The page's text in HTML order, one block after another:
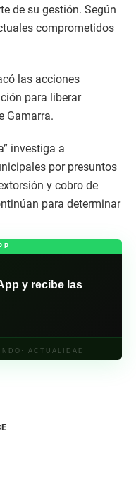
de su gestión. Según
comprometidos
las acciones
para liberar
Gamarra.
investiga a
por presuntos
y cobro de
para determinar
y recibe las
ACTUALIDAD